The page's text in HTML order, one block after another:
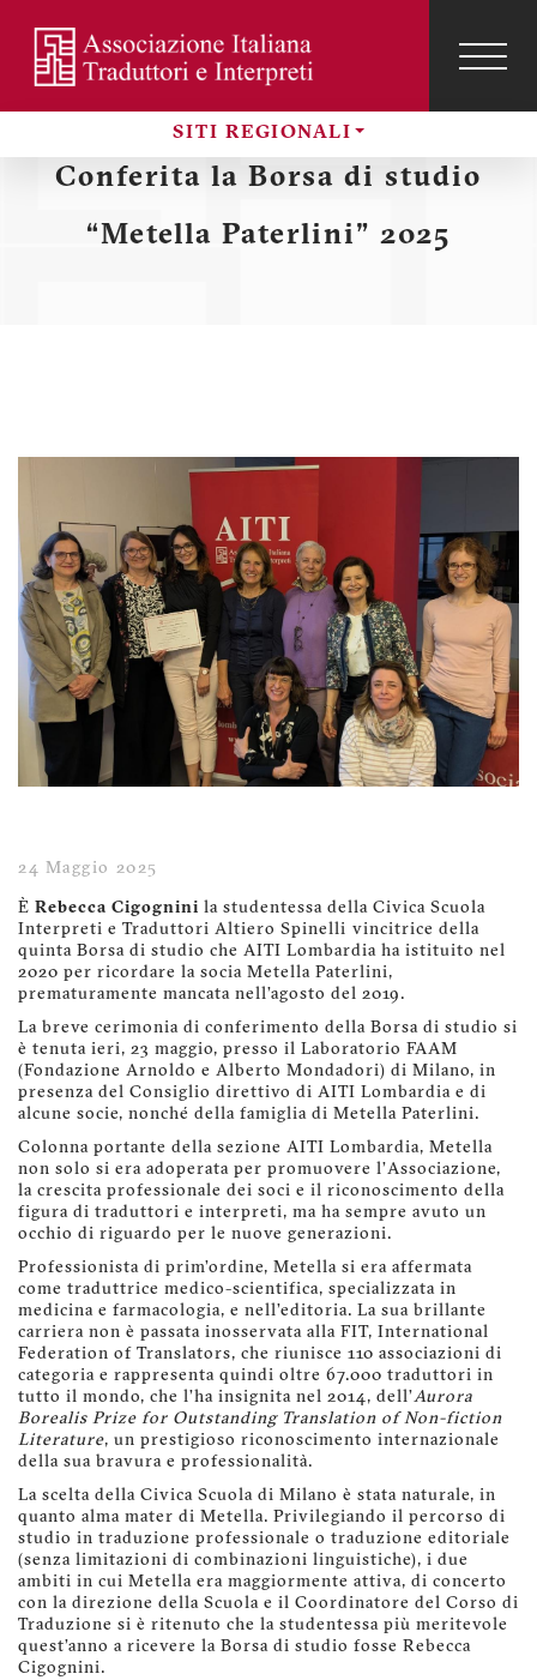
contenuto
principale
Sezioni
SITI REGIONALI
Menu
profilo
Conferita la Borsa di studio
“Metella Paterlini” 2025
24 Maggio 2025
È Rebecca Cigognini la studentessa della Civica Scuola
Interpreti e Traduttori Altiero Spinelli vincitrice della
quinta Borsa di studio che AITI Lombardia ha istituito nel
2020 per ricordare la socia Metella Paterlini,
prematuramente mancata nell’agosto del 2019.
La breve cerimonia di conferimento della Borsa di studio si
è tenuta ieri, 23 maggio, presso il Laboratorio FAAM
(Fondazione Arnoldo e Alberto Mondadori) di Milano, in
presenza del Consiglio direttivo di AITI Lombardia e di
alcune socie, nonché della famiglia di Metella Paterlini.
Colonna portante della sezione AITI Lombardia, Metella
non solo si era adoperata per promuovere l’Associazione,
la crescita professionale dei soci e il riconoscimento della
figura di traduttori e interpreti, ma ha sempre avuto un
occhio di riguardo per le nuove generazioni.
Professionista di prim’ordine, Metella si era affermata
come traduttrice medico-scientifica, specializzata in
medicina e farmacologia, e nell’editoria. La sua brillante
carriera non è passata inosservata alla FIT, International
Federation of Translators, che riunisce 110 associazioni di
categoria e rappresenta quindi oltre 67.000 traduttori in
tutto il mondo, che l’ha insignita nel 2014, dell’Aurora
Borealis Prize for Outstanding Translation of Non-fiction
Literature, un prestigioso riconoscimento internazionale
della sua bravura e professionalità.
La scelta della Civica Scuola di Milano è stata naturale, in
quanto alma mater di Metella. Privilegiando il percorso di
studio in traduzione professionale o traduzione editoriale
(senza limitazioni di combinazioni linguistiche), i due
ambiti in cui Metella era maggiormente attiva, di concerto
con la direzione della Scuola e il Coordinatore del Corso di
Traduzione si è ritenuto che la studentessa più meritevole
quest’anno a ricevere la Borsa di studio fosse Rebecca
Cigognini.